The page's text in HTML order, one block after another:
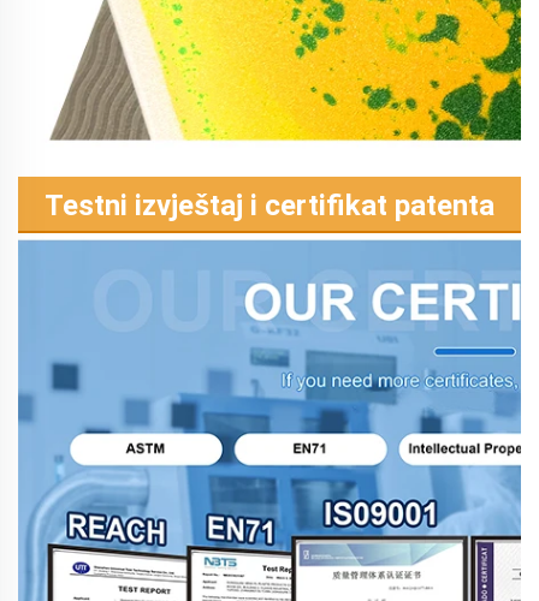
Testni izvještaj i certifikat patenta